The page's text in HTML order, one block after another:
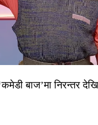
बाज’मा निरन्तर